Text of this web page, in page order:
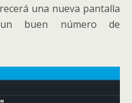
una nueva pantalla
buen número de